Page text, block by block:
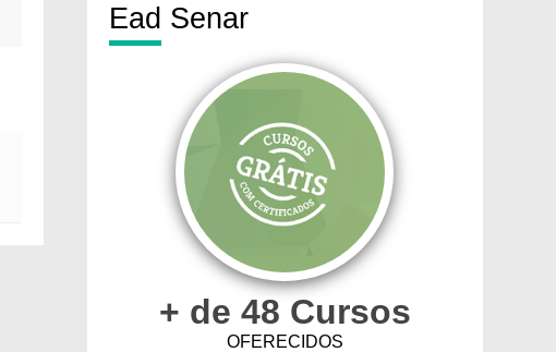
Ead Senar
+ de 48 Cursos
OFERECIDOS